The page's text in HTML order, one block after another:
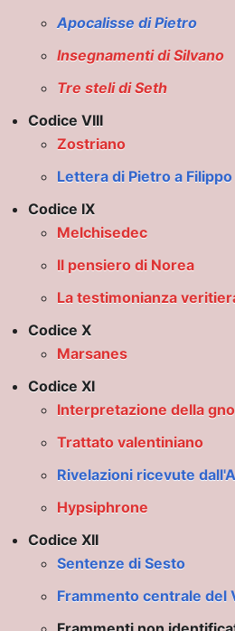
Apocalisse di Pietro
Insegnamenti di Silvano
Tre steli di Seth
Codice VIII
Zostriano
Lettera di Pietro a Filippo
Codice IX
Melchisedec
Il pensiero di Norea
La testimonianza
Codice X
Marsanes
Codice XI
Interpretazione della
Trattato valentiniano
Rivelazioni ricevute
Hypsiphrone
Codice XII
Sentenze di Sesto
Frammento centrale del
CAVA